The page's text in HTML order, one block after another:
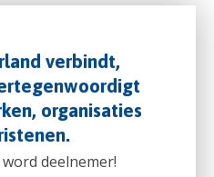
verbindt,
organisaties
deelnemer!